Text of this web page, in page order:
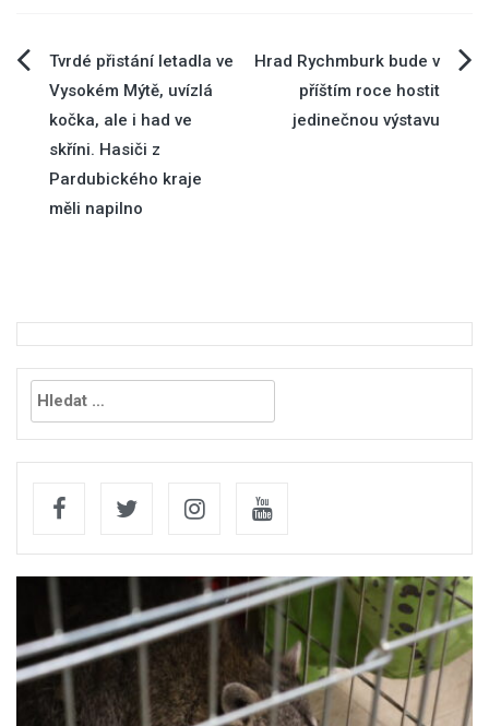
Navigace
pro
příspěvek
Tvrdé přistání letadla ve
Vysokém Mýtě, uvízlá
kočka, ale i had ve
skříni. Hasiči z
Pardubického kraje
měli napilno
Hrad Rychmburk bude v
příštím roce hostit
jedinečnou výstavu
Vyhledávání